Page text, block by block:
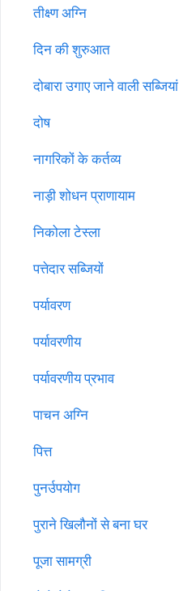
तीक्ष्ण अग्नि
दिन की शुरुआत
दोबारा उगाए जाने वाली सब्जियां
दोष
नागरिकों के कर्तव्य
नाड़ी शोधन प्राणायाम
निकोला टेस्ला
पत्तेदार सब्जियों
पर्यावरण
पर्यावरणीय
पर्यावरणीय प्रभाव
पाचन अग्नि
पित्त
पुनर्उपयोग
पुराने खिलौनों से बना घर
पूजा सामग्री